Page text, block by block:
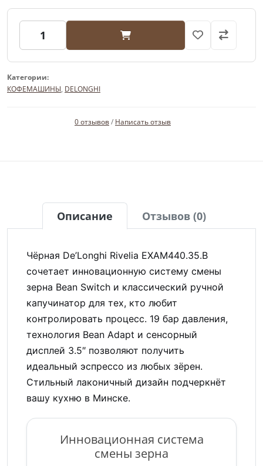
Категории:
КОФЕМАШИНЫ, DELONGHI
0 отзывов/ Написать отзыв
Описание Отзывов (0)
Чёрная De’Longhi Rivelia EXAM440.35.B
сочетает инновационную систему смены
зерна Bean Switch и классический ручной
капучинатор для тех, кто любит
контролировать процесс. 19 бар давления,
технология Bean Adapt и сенсорный
дисплей 3.5″ позволяют получить
идеальный эспрессо из любых зёрен.
Стильный лаконичный дизайн подчеркнёт
вашу кухню в Минске.
Инновационная система
смены зерна